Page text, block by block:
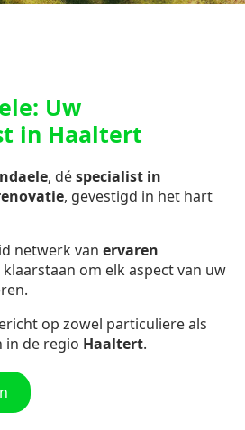
Uw
in Haaltert
, déspecialist in
, gevestigd in het hart
netwerk van ervaren
klaarstaan om elk aspect van uw
op zowel particuliere als
in de regio Haaltert.